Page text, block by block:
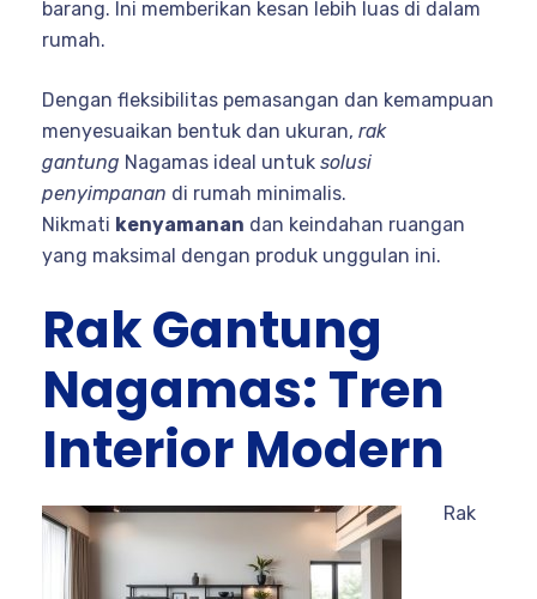
barang. Ini memberikan kesan lebih luas di dalam
rumah.
Dengan fleksibilitas pemasangan dan kemampuan
menyesuaikan bentuk dan ukuran, rak
gantung Nagamas ideal untuk solusi
penyimpanan di rumah minimalis.
Nikmati kenyamanan dan keindahan ruangan
yang maksimal dengan produk unggulan ini.
Rak Gantung
Nagamas: Tren
Interior Modern
Rak